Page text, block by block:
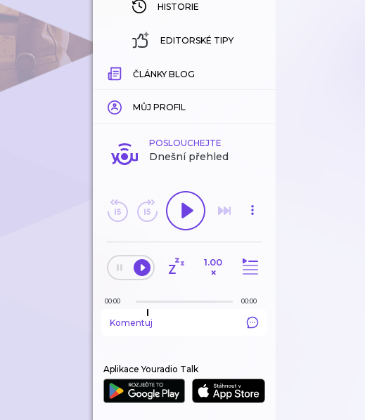
HISTORIE
EDITORSKÉ TIPY
ČLÁNKY BLOG
MŮJ PROFIL
POSLOUCHEJTE
Dnešní přehled
1.00
×
00:00 00:00
Komentuj
Aplikace Youradio Talk